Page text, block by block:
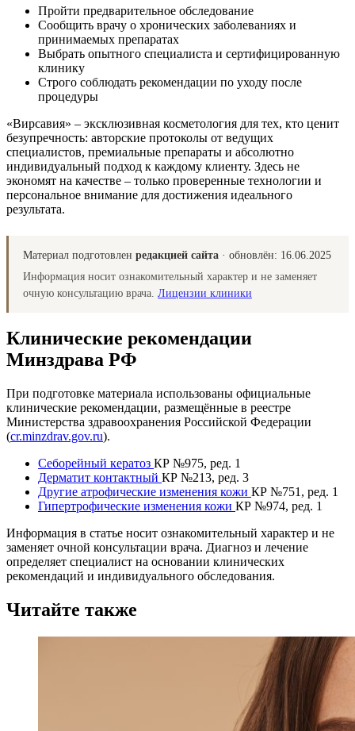
Пройти предварительное обследование
Сообщить врачу о хронических заболеваниях и
принимаемых препаратах
Выбрать опытного специалиста и сертифицированную
клинику
Строго соблюдать рекомендации по уходу после
процедуры
«Вирсавия» – эксклюзивная косметология для тех, кто ценит
безупречность: авторские протоколы от ведущих
специалистов, премиальные препараты и абсолютно
индивидуальный подход к каждому клиенту. Здесь не
экономят на качестве – только проверенные технологии и
персональное внимание для достижения идеального
результата.
Материал подготовлен редакцией сайта · обновлён: 16.06.2025
Информация носит ознакомительный характер и не заменяет
очную консультацию врача. Лицензии клиники
Клинические рекомендации
Минздрава РФ
При подготовке материала использованы официальные
клинические рекомендации, размещённые в реестре
Министерства здравоохранения Российской Федерации
(cr.minzdrav.gov.ru).
Себорейный кератоз КР №975, ред. 1
Дерматит контактный КР №213, ред. 3
Другие атрофические изменения кожи КР №751, ред. 1
Гипертрофические изменения кожи КР №974, ред. 1
Информация в статье носит ознакомительный характер и не
заменяет очной консультации врача. Диагноз и лечение
определяет специалист на основании клинических
рекомендаций и индивидуального обследования.
Читайте также